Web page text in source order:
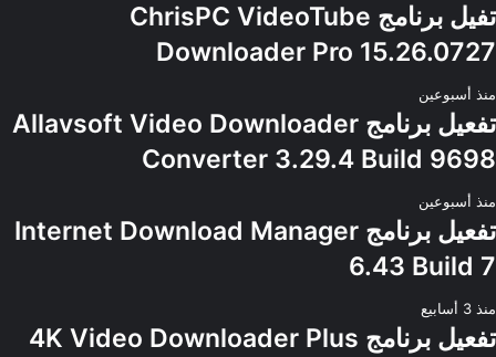
تفيل برنامج ChrisPC VideoTube
Downloader Pro 15.26.0727
منذ أسبوعين
تفعيل برنامج Allavsoft Video Downloader
Converter 3.29.4 Build 9698
منذ أسبوعين
تفعيل برنامج Internet Download Manager
6.43 Build 7
منذ 3 أسابيع
تفعيل برنامج 4K Video Downloader Plus